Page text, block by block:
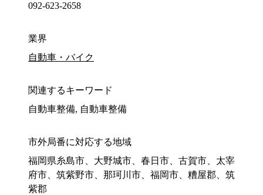
092-623-2658
業界
自動車・バイク
関連するキーワード
自動車整備, 自動車整備
市外局番に対応する地域
福岡県糸島市、大野城市、春日市、古賀市、太宰
府市、筑紫野市、那珂川市、福岡市、糟屋郡、筑
紫郡